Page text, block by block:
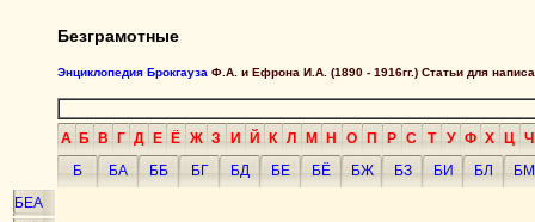
Безграмотные
Энциклопедия Брокгауза Ф.А. и Ефрона И.А. (1890 - 1916гг.) Статьи для
А Б В Г Д Е Ё Ж З И Й К Л М Н О П Р С Т У Ф Х Ц Ч
Б
БА ББ БГ БД БЕ БЁ БЖ БЗ БИ БЛ
БМ
БЕА